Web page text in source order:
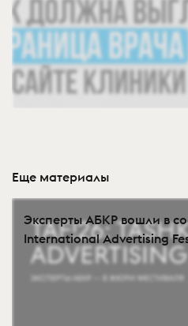
Еще материалы
Эксперты АБКР вошли в
International Advertising